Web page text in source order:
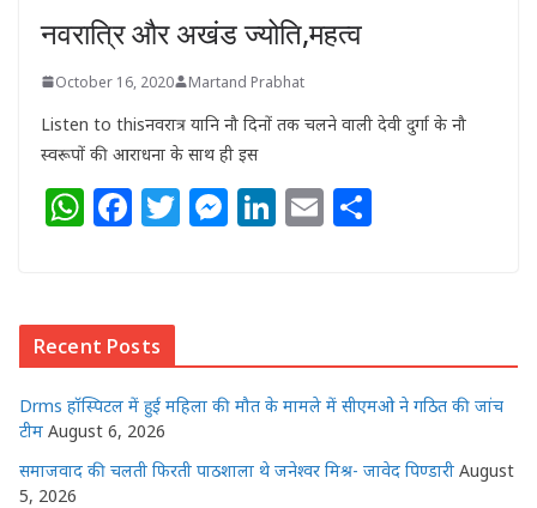
नवरात्रि और अखंड ज्योति,महत्व
October 16, 2020 Martand Prabhat
Listen to thisनवरात्र यानि नौ दिनों तक चलने वाली देवी दुर्गा के नौ
स्वरूपों की आराधना के साथ ही इस
W
s
A
p
p
F
e
b
o
o
k
T
r
M
n
g
r
Li
dI
n
E
Recent Posts
Drms हॉस्पिटल में हुई महिला की मौत के मामले में सीएमओ ने गठित की जांच
टीम August 6, 2026
समाजवाद की चलती फिरती पाठशाला थे जनेश्वर मिश्र- जावेद पिण्डारी August
5, 2026